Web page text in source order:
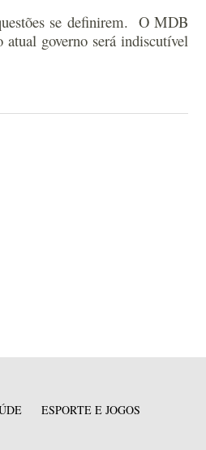
se definirem. O MDB
governo será indiscutível
ESPORTE E JOGOS